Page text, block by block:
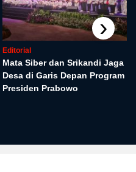
Editorial
Mata Siber dan Srikandi Jaga
Desa di Garis Depan Program
Presiden Prabowo
›